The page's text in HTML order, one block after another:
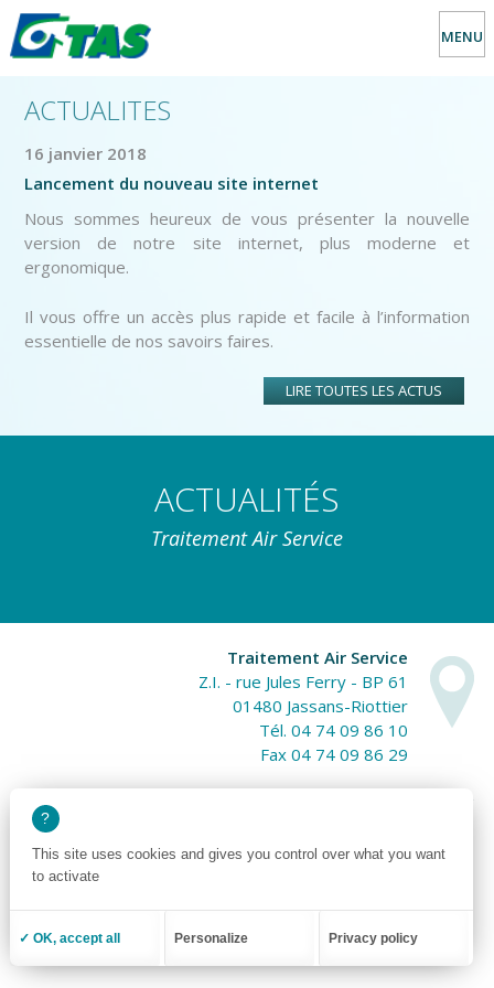
MENU
ACTUALITES
16 janvier 2018
Lancement du nouveau site internet
Nous sommes heureux de vous présenter la nouvelle
version de notre site internet, plus moderne et
ergonomique.
Il vous offre un accès plus rapide et facile à l’information
essentielle de nos savoirs faires.
LIRE TOUTES LES ACTUS
ACTUALITÉS
Traitement Air Service
Traitement Air Service
Z.I. - rue Jules Ferry - BP 61
01480 Jassans-Riottier
Tél. 04 74 09 86 10
Fax 04 74 09 86 29
This site uses cookies and gives you control over what you want
to activate
✓ OK, accept all Personalize Privacy policy